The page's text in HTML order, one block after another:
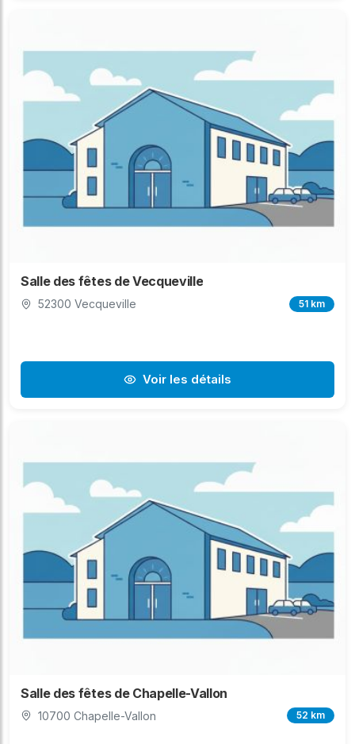
Salle des fêtes de Vecqueville
52300 Vecqueville 51 km
Voir les détails
Salle des fêtes de Chapelle-Vallon
10700 Chapelle-Vallon 52 km